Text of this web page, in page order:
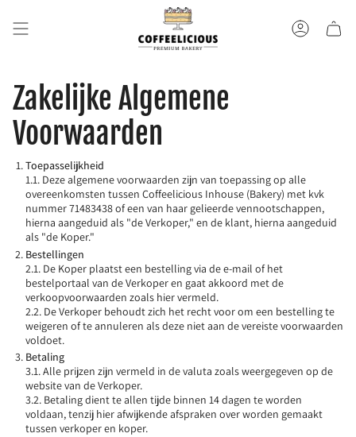
door
naar
Account
Zakelijke Algemene
Voorwaarden
Toepasselijkheid
1.1. Deze algemene voorwaarden zijn van toepassing op alle
overeenkomsten tussen Coffeelicious Inhouse (Bakery) met kvk
nummer 71483438 of een van haar gelieerde vennootschappen,
hierna aangeduid als "de Verkoper," en de klant, hierna aangeduid
als "de Koper."
Bestellingen
2.1. De Koper plaatst een bestelling via de e-mail of het
bestelportaal van de Verkoper en gaat akkoord met de
verkoopvoorwaarden zoals hier vermeld.
2.2. De Verkoper behoudt zich het recht voor om een bestelling te
weigeren of te annuleren als deze niet aan de vereiste voorwaarden
voldoet.
Betaling
3.1. Alle prijzen zijn vermeld in de valuta zoals weergegeven op de
website van de Verkoper.
3.2. Betaling dient te allen tijde binnen 14 dagen te worden
voldaan, tenzij hier afwijkende afspraken over worden gemaakt
tussen verkoper en koper.